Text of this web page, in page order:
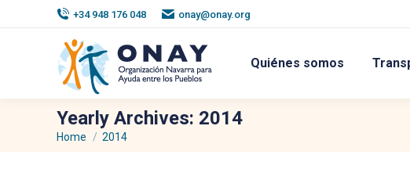
+34 948 176 048 onay@onay.org
Quiénes somos
Yearly Archives: 2014
You are here:
Home 2014